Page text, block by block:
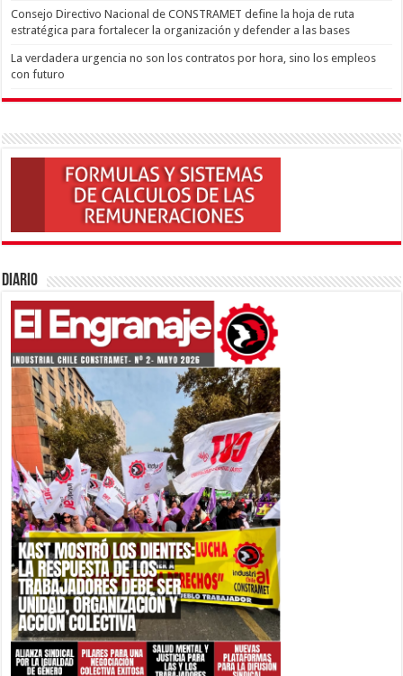
Consejo Directivo Nacional de CONSTRAMET define la hoja de ruta
estratégica para fortalecer la organización y defender a las bases
La verdadera urgencia no son los contratos por hora, sino los empleos
con futuro
Diario